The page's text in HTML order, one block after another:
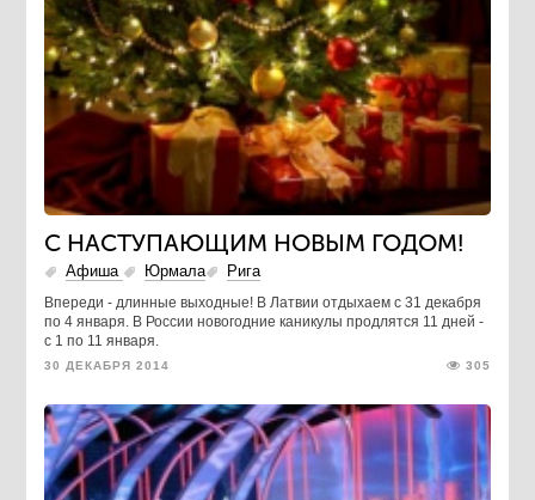
C НАСТУПАЮЩИМ НОВЫМ ГОДОМ!
Афиша Юрмала Рига
Впереди - длинные выходные! В Латвии отдыхаем с 31 декабря
по 4 января. В России новогодние каникулы продлятся 11 дней -
с 1 по 11 января.
30 ДЕКАБРЯ 2014 305